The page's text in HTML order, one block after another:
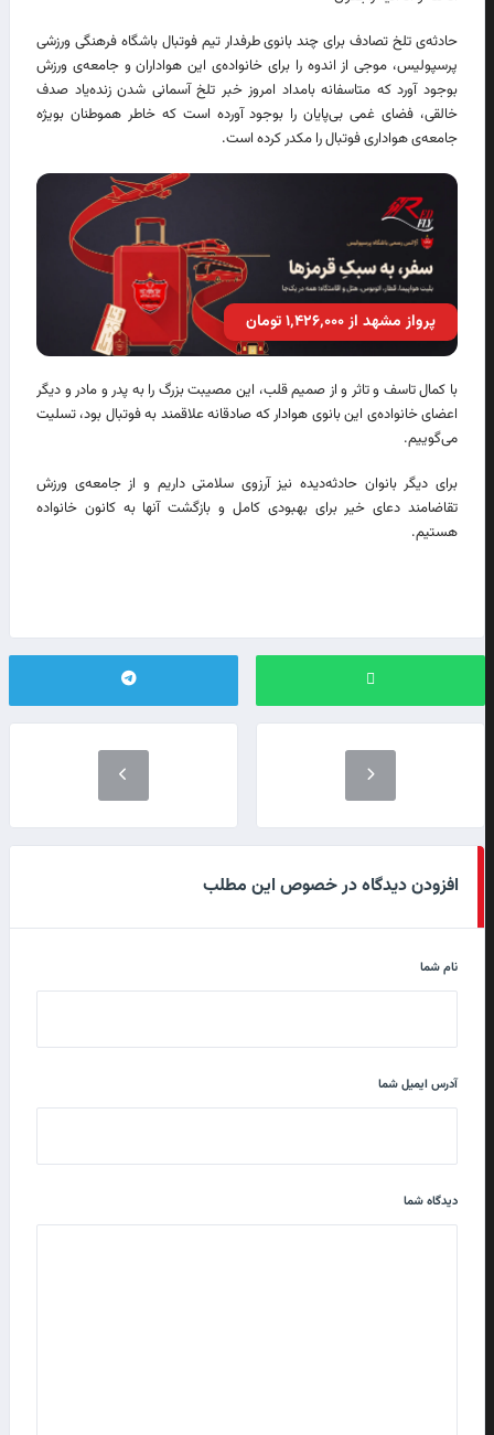
حادثه‌ی تلخ تصادف برای چند بانوی طرفدار تیم فوتبال باشگاه فرهنگی ورزشی
پرسپولیس، موجی از اندوه را برای خانواده‌ی این هواداران و جامعه‌ی ورزش
بوجود آورد که متاسفانه بامداد امروز خبر تلخ آسمانی شدن زنده‌یاد صدف
خالقی، فضای غمی بی‌پایان را بوجود آورده است که خاطر هموطنان بویژه
جامعه‌ی هواداری فوتبال را مکدر کرده است.
پرواز مشهد از ۱٬۴۲۶٬۰۰۰ تومان
با کمال تاسف و تاثر و از صمیم قلب، این مصیبت بزرگ را به پدر و مادر و دیگر
اعضای خانواده‌ی این بانوی هوادار که صادقانه علاقمند به فوتبال بود، تسلیت
می‌گوییم.
برای دیگر بانوان حادثه‌دیده نیز آرزوی سلامتی داریم و از جامعه‌ی ورزش
تقاضامند دعای خیر برای بهبودی کامل و بازگشت آنها به کانون خانواده
هستیم.
افزودن دیدگاه در خصوص این مطلب
نام شما
آدرس ایمیل شما
دیدگاه شما